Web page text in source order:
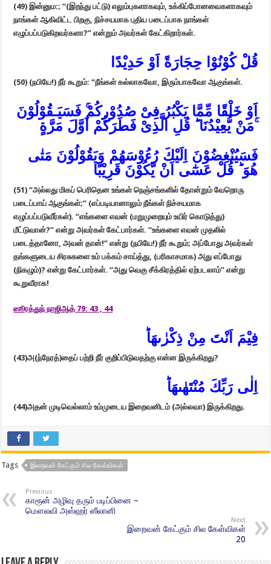
(49)இன்னும:; “(இறந்து பட்டு) எலும்புகளாகவும், உக்கிப்போனவைகளாகவும்
நாங்கள் ஆகிவிட்ட பிறகு, நிச்சயமாக புதிய படைப்பாக நாங்கள்
எழுப்பப்படுகிறவர்களா?” என்றும் அவர்கள் கேட்கிறார்கள்.
قُلْ كُوْنُوْا حِجَارَةً اَوْ حَدِيْدًا‏
(50) (நபியே!) நீர் கூறும்: “நீங்கள் கல்லாகவோ, இரும்பாகவோ ஆகுங்கள்.
اَوْ خَلْقًا مِّمَّا يَكْبُرُ فِىْ صُدُوْرِكُمْ‌ۚ فَسَيَـقُوْلُوْنَ
مَنْ يُّعِيْدُنَا‌ ؕ قُلِ الَّذِىْ فَطَرَكُمْ اَوَّلَ مَرَّةٍ‌ ۚ
فَسَيُنْغِضُوْنَ اِلَيْكَ رُءُوْسَهُمْ وَيَقُوْلُوْنَ مَتٰى
هُوَ‌ ؕ قُلْ عَسٰٓى اَنْ يَّكُوْنَ قَرِيْبًا‏
(51)“அல்லது மிகப் பெரிதென உங்கள் நெஞ்சங்களில் தோன்றும் வேறொரு
படைப்பாய் ஆகுங்கள்;” (எப்படியானாலும் நீங்கள் நிச்சயமாக
எழுப்பப்படுவீர்கள்). “எங்களை எவன் (மறுமுறையும் உயிர் கொடுத்து)
மீட்டுவான்?” என்று அவர்கள் கேட்பார்கள். “உங்களை எவன் முதலில்
படைத்தானோ, அவன் தான்!” என்று (நபியே!) நீர் கூறும்; அப்போது அவர்கள்
தங்களுடைய சிரசுகளை உம் பக்கம் சாய்த்து, (பரிகாசமாக) அது எப்போது
(நிகழும்)? என்று கேட்பார்கள். “அது வெகு சீக்கிரத்தில் ஏற்படலாம்” என்று
கூறுவீராக!
ஸூரத்துந் நாஜிஆத் 79: 43 , 44
فِيْمَ اَنْتَ مِنْ ذِكْرٰٮهَاؕ‏
(43)அ(ந்நேரத்)தைப் பற்றி நீர் குறிப்பிடுவதற்கு என்ன இருக்கிறது?
اِلٰى رَبِّكَ مُنْتَهٰٮهَاؕ‏
(44)அதன் முடிவெல்லாம் உம்முடைய இறைவனிடம் (அல்லவா) இருக்கிறது.
Tags இறைவன் கேட்கும் சில கேள்விகள்
Previous
காரூன் அழிவு தரும் படிப்பினை –
மௌலவி அஸ்ஹர் ஸீலானி
Next
இறைவன் கேட்கும் சில கேள்விகள்
20